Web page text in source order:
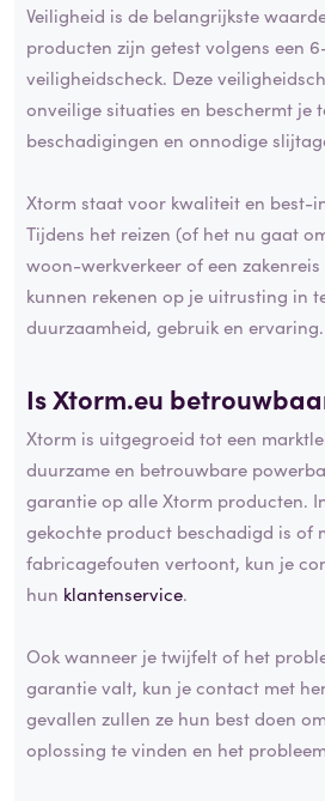
Veiligheid is de belangrijkste
producten zijn getest volgens een
veiligheidscheck. Deze
onveilige situaties en beschermt je
beschadigingen en onnodige
Xtorm staat voor kwaliteit en best-
Tijdens het reizen (of het nu gaat om
woon-werkverkeer of een
kunnen rekenen op je uitrusting in
duurzaamheid, gebruik en ervaring.
Is Xtorm.eu
Xtorm is uitgegroeid tot een
duurzame en betrouwbare
garantie op alle Xtorm producten.
gekochte product beschadigd is of
fabricagefouten vertoont, kun je
hun klantenservice.
Ook wanneer je twijfelt of het
garantie valt, kun je contact met
gevallen zullen ze hun best doen om
oplossing te vinden en het